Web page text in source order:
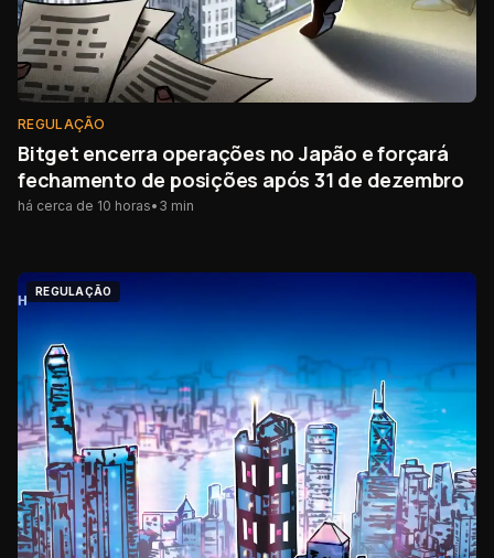
REGULAÇÃO
Bitget encerra operações no Japão e forçará
fechamento de posições após 31 de dezembro
há cerca de 10 horas• 3 min
REGULAÇÃO